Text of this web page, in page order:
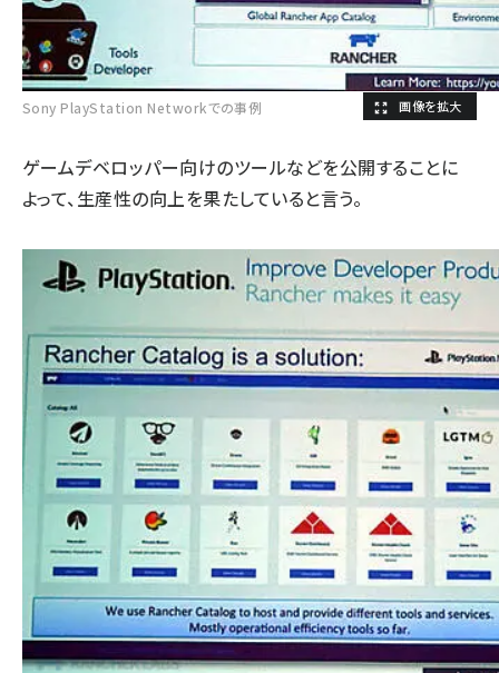
Sony PlayStation Networkでの事例
ゲームデベロッパー向けのツールなどを公開することに
よって、生産性の向上を果たしていると言う。